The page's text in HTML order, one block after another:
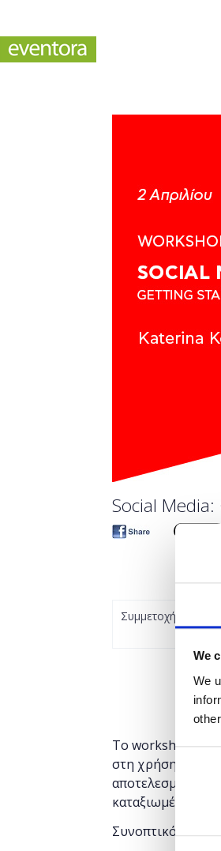
We
We
Selection
Social
Συμμετοχή
Το workshop
στη χρήση
καταξιωμένα
Συνοπτικό